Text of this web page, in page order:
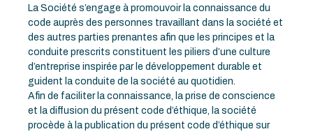
La Société s’engage à promouvoir la connaissance du
code auprès des personnes travaillant dans la société et
des autres parties prenantes afin que les principes et la
conduite prescrits constituent les piliers d’une culture
d’entreprise inspirée par le développement durable et
guident la conduite de la société au quotidien.
Afin de faciliter la connaissance, la prise de conscience
et la diffusion du présent code d’éthique, la société
procède à la publication du présent code d’éthique sur